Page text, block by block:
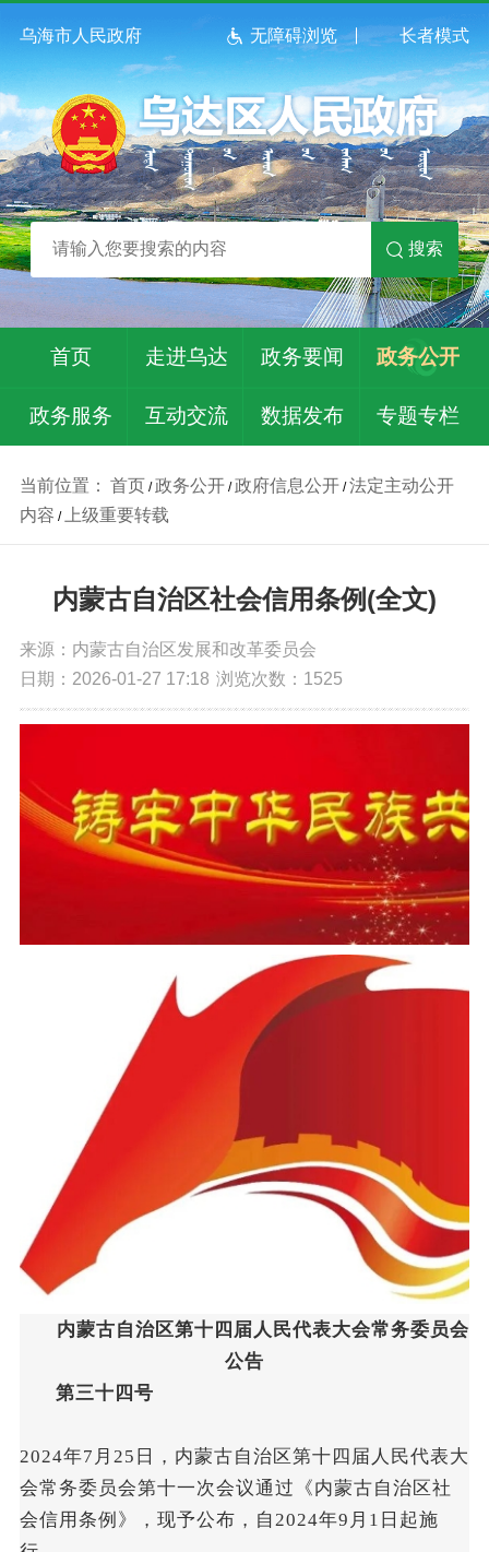
乌海市人民政府 无障碍浏览 长者模式
搜索
首页 走进乌达 政务要闻 政务公开
政务服务 互动交流 数据发布 专题专栏
当前位置： 首页 /政务公开/政府信息公开/法定主动公开
内容 / 上级重要转载
内蒙古自治区社会信用条例(全文)
来源：内蒙古自治区发展和改革委员会
日期：2026-01-27 17:18 浏览次数： 1525
内蒙古自治区第十四届人民代表大会常务委员会
公告
第三十四号
2024年7月25日，内蒙古自治区第十四届人民代表大
会常务委员会第十一次会议通过《内蒙古自治区社
会信用条例》，现予公布，自2024年9月1日起施